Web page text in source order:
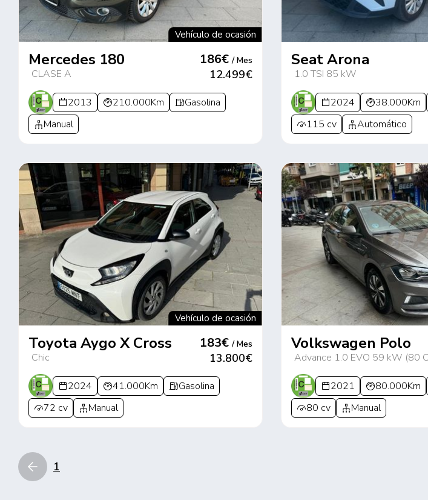
Vehículo de ocasión
Mercedes 180
CLASE A
186€/ Mes
12.499€
2013 210.000Km
Gasolina
Manual
Seat Arona
1.0 TSI 85 kW
2024 38.000Km
115 cv
Automático
Vehículo de ocasión
Toyota Aygo X Cross
Chic
183€/ Mes
13.800€
2024 41.000Km
Gasolina
72 cv
Manual
Volkswagen Polo
Advance 1.0 EVO 59 kW (80
2021 80.000Km
80 cv
Manual
1